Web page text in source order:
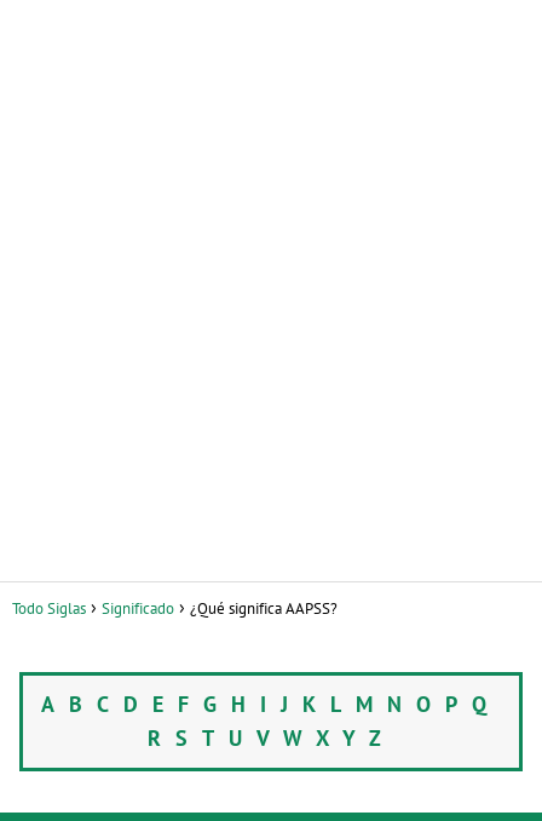
Todo Siglas Significado ¿Qué significa AAPSS?
A B C D E F G H IJ K L M N O P Q
R S T U V W X Y Z